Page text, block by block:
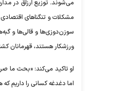
می‌شوند. توزیع ارزاق در
مشکلات و تنگنا‌های
سوزن‌دوزی‌ها و قالی‌ها و
ورزشکار هستند، قهرمانان
او تاکید می‌کند: «بحث ما
اما دغدغه کسانی را داریم که